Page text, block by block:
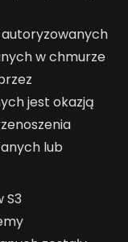
autoryzowanych
w chmurze
jest okazją
lub
S3